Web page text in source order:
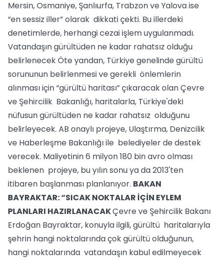
Mersin, Osmaniye, Şanlıurfa, Trabzon ve Yalova ise
“en sessiz iller” olarak dikkati çekti. Bu illerdeki
denetimlerde, herhangi cezai işlem uygulanmadı.
Vatandaşın gürültüden ne kadar rahatsız olduğu
belirlenecek Öte yandan, Türkiye genelinde gürültü
sorununun belirlenmesi ve gerekli önlemlerin
alınması için “gürültü haritası” çıkaracak olan Çevre
ve Şehircilik Bakanlığı, haritalarla, Türkiye'deki
nüfusun gürültüden ne kadar rahatsız olduğunu
belirleyecek. AB onaylı projeye, Ulaştırma, Denizcilik
ve Haberleşme Bakanlığı ile belediyeler de destek
verecek. Maliyetinin 6 milyon 180 bin avro olması
beklenen projeye, bu yılın sonu ya da 2013'ten
itibaren başlanması planlanıyor. BAKAN
BAYRAKTAR: “SICAK NOKTALAR İÇİN EYLEM
PLANLARI HAZIRLANACAKÇevre ve Şehircilik Bakanı
Erdoğan Bayraktar, konuyla ilgili, gürültü haritalarıyla
şehrin hangi noktalarında çok gürültü olduğunun,
hangi noktalarında vatandaşın kabul edilmeyecek